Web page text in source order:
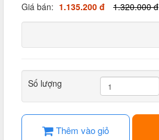
Giá bán: 1.135.200 đ 1.320.000 đ
Số lượng
Thêm vào giỏ